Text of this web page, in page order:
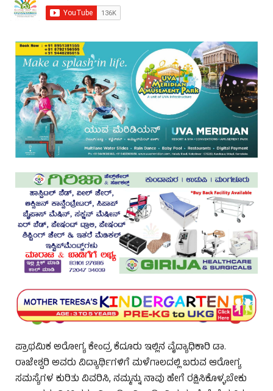
ಪ್ರಾಥಮಿಕ ಅರೋಗ್ಯ ಕೇಂದ್ರ ಕೆದೂರು ಇಲ್ಲಿನ ವೈದ್ಯಾಧಿಕಾರಿ ಡಾ.
ರಾಜೇಶ್ವರಿ ಅವರು ವಿದ್ಯಾರ್ಥಿಗಳಿಗೆ ಮಳೆಗಾಲದಲ್ಲಿ ಬರುವ ಆರೋಗ್ಯ
ಸಮಸ್ಯೆಗಳ ಕುರಿತು ವಿವರಿಸಿ, ನಮ್ಮನ್ನು ನಾವು ಹೇಗೆ ರಕ್ಷಿಸಿಕೊಳ್ಳಬೇಕು